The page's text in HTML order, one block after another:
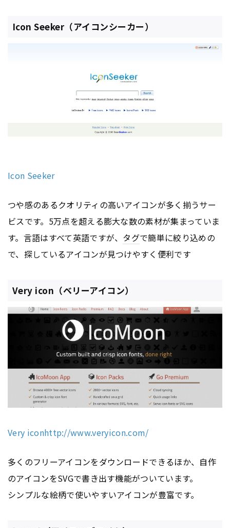
Icon Seeker（アイコンシーカー）
Icon Seeker
つや感のあるクオリティの高いアイコンが多く揃うサー
ビスです。5万点を超える膨大な数の素材が集まっていま
す。言語はすべて英語ですが、 タグで簡単に絞り込めの
で、探しているアイコンが見つけやすく便利です
Very icon（ベリーアイコン）
Very iconhttp://www.veryicon.com/
多くのフリーアイコンをダウンロードできるほか、自作
のアイコンをSVGで書き出す機能がついています。
シンプルな絵柄で使いやすいアイコンが豊富です。